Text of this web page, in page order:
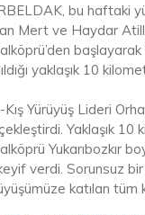
bu haftaki
Mert ve Haydar
başlayarak
yaklaşık 10
Kış Yürüyüş Lideri
Yaklaşık 10
Yukarıbozkır
verdi. Sorunsuz bir
katılan tüm